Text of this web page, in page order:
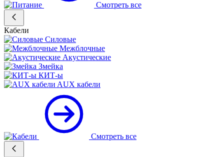
Смотреть все
Кабели
Силовые
Межблочные
Акустические
Змейка
КИТ-ы
AUX кабели
Смотреть все